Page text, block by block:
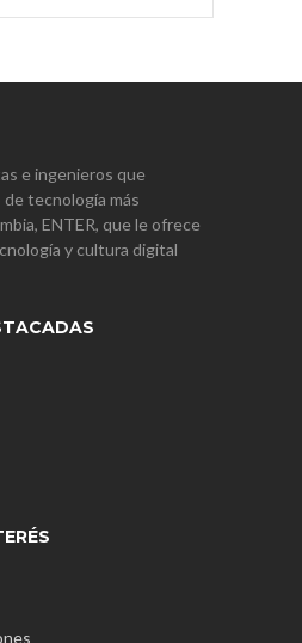
e ingenieros que
tecnología más
ENTER, que le ofrece
y cultura digital